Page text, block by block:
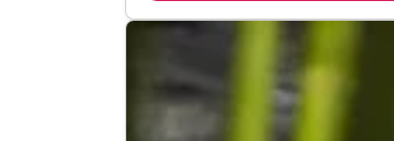
inkl. Kuschel-Bademantel bei
Parkplatz nach Verfügbarkeit